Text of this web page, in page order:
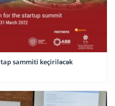
“Take Off Baku” beynəlxalq startap sammiti keçiriləcək